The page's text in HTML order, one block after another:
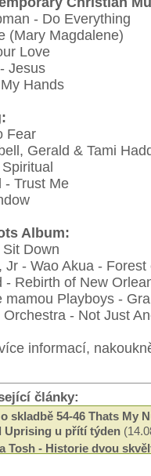
- Do Everything
(Mary Magdalene)
Love
Jesus
Hands
Fear
Gerald & Tami
- Trust Me
Album:
Down
Jr - Wao Akua -
- Rebirth of New
mamou Playboys -
- Not Just
informací,
články:
skladbě 54-46 Thats My
Uprising u přítí týden
Tosh - Historie dvou